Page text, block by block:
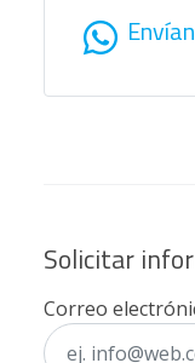
Solicitar
Correo